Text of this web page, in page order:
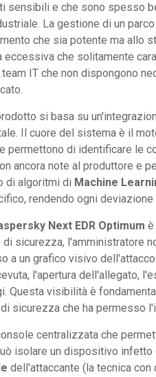
sensibili e che sono spesso
La gestione di un
che sia potente ma allo
che solitamente
IT che non dispongono
si basa su
Il cuore del sistema è il
permettono di identificare le
ancora note al produttore e
di algoritmi di Machine
rendendo ogni
Next EDR Optimum è
di sicurezza, l'amministratore
a un grafico visivo
l'apertura dell'allegato,
Questa visibilità è
sicurezza che ha permesso
centralizzata che
isolare un dispositivo
dell'attaccante (la tecnica con